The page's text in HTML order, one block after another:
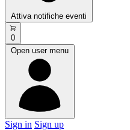
Attiva notifiche eventi
0
Open user menu
Sign in Sign up